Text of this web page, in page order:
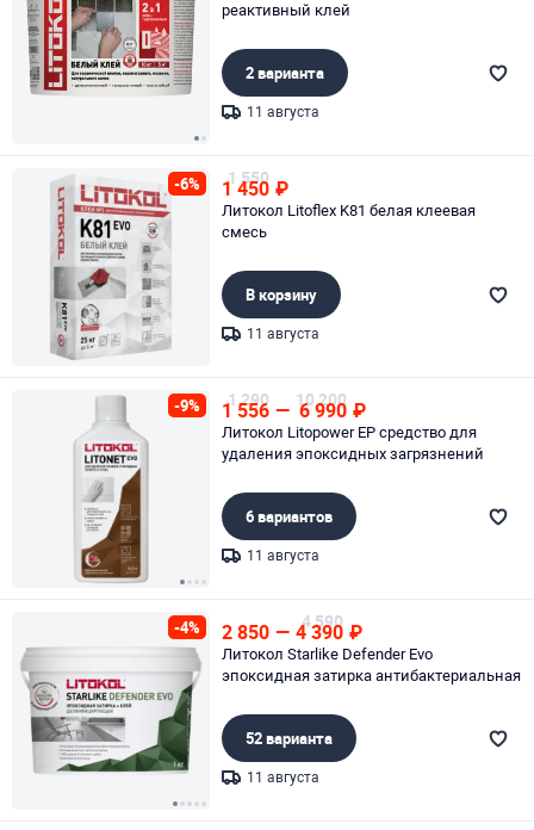
реактивный клей
2 варианта
11 августа
-6% 1 550
1 450 ₽
Литокол Litoflex K81 белая клеевая
смесь
В корзину
11 августа
-9% 1 290
1 556 — 10 200
6 990 ₽
Литокол Litopower EP средство для
удаления эпоксидных загрязнений
6 вариантов
11 августа
-4% 2 850 — 4 590
4 390 ₽
Литокол Starlike Defender Evo
эпоксидная затирка антибактериальная
52 варианта
11 августа